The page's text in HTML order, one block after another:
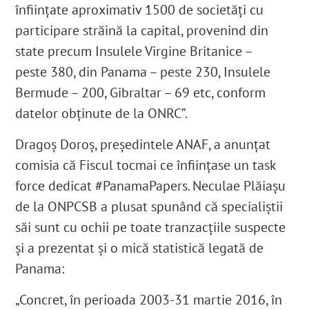
înființate aproximativ 1500 de societăți cu
participare străină la capital, provenind din
state precum Insulele Virgine Britanice –
peste 380, din Panama – peste 230, Insulele
Bermude – 200, Gibraltar – 69 etc, conform
datelor obținute de la ONRC”.
Dragoș Doroș, președintele ANAF, a anunțat
comisia că Fiscul tocmai ce înființase un task
force dedicat #PanamaPapers. Neculae Plăiașu
de la ONPCSB a plusat spunând că specialiștii
săi sunt cu ochii pe toate tranzacțiile suspecte
și a prezentat și o mică statistică legată de
Panama:
„Concret, în perioada 2003-31 martie 2016, în